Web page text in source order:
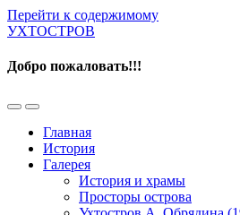
Перейти к содержимому
УХТОСТРОВ
Добро пожаловать!!!
Переключить
мобильное
меню
Переключить
поле
поиска
Главная
История
Галерея
История и храмы
Просторы острова